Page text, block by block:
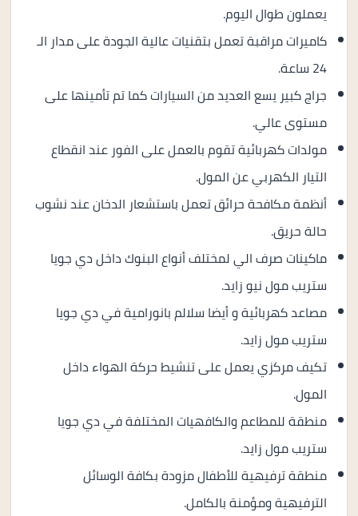
يعملون طوال اليوم.
كاميرات مراقبة تعمل بتقنيات عالية الجودة على مدار الـ
24 ساعة.
جراج كبير يسع العديد من السيارات كما تم تأمينها على
مستوى عالي.
مولدات كهربائية تقوم بالعمل على الفور عند انقطاع
التيار الكهربي عن المول.
أنظمة مكافحة حرائق تعمل باستشعار الدخان عند نشوب
حالة حريق.
ماكينات صرف الي لمختلف أنواع البنوك داخل دي جويا
ستريب مول نيو زايد.
مصاعد كهربائية و أيضا سلالم بانورامية في دي جويا
ستريب مول زايد.
تكيف مركزي يعمل على تنشيط حركة الهواء داخل
المول.
منطقة للمطاعم والكافهيات المختلفة في دي جويا
ستريب مول زايد.
منطقة ترفيهية للأطفال مزودة بكافة الوسائل
الترفيهية ومؤمنة بالكامل.